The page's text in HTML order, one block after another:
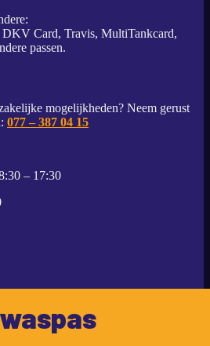
Card, Travis, MultiTankcard,
passen.
mogelijkheden? Neem gerust
077 – 387 04 15
– 17:30